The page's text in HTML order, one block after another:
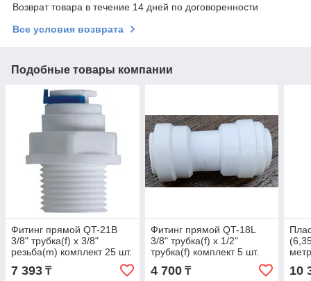
Возврат товара в течение 14 дней по договоренности
Все условия возврата
Подобные товары компании
Фитинг прямой QT-21B
3/8" трубка(f) x 3/8"
резьба(m) комплект 25 шт.
7 393 ₸
Фитинг прямой QT-18L
3/8" трубка(f) x 1/2"
трубка(f) комплект 5 шт.
4 700₸ 10